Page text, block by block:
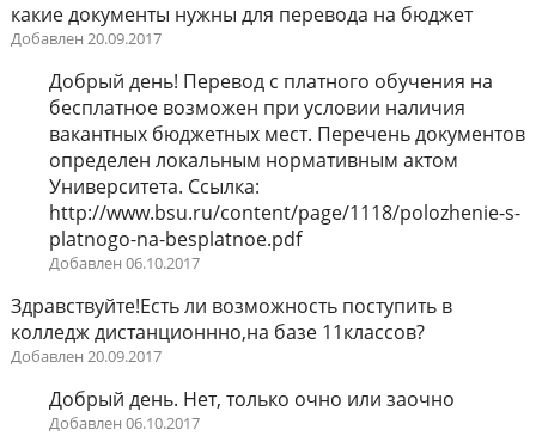
какие документы нужны для перевода на бюджет
Добавлен 20.09.2017
Добрый день! Перевод с платного обучения на
бесплатное возможен при условии наличия
вакантных бюджетных мест. Перечень документов
определен локальным нормативным актом
Университета. Ссылка:
http://www.bsu.ru/content/page/1118/polozhenie-s-
platnogo-na-besplatnoe.pdf
Добавлен 06.10.2017
Здравствуйте!Есть ли возможность поступить в
колледж дистанционнно,на базе 11классов?
Добавлен 20.09.2017
Добрый день. Нет, только очно или заочно
Добавлен 06.10.2017